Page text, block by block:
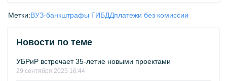
Метки:ВУЗ-банкштрафы ГИБДДплатежи без комиссии
Новости по теме
УБРиР встречает 35-летие новыми проектами
29 сентября 2025 16:44